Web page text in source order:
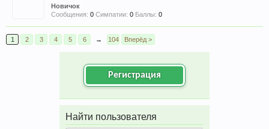
Новичок
Сообщения: 0 Симпатии: 0 Баллы: 0
1 2 3 4 5 6 → 104 Вперёд >
Регистрация
Найти пользователя